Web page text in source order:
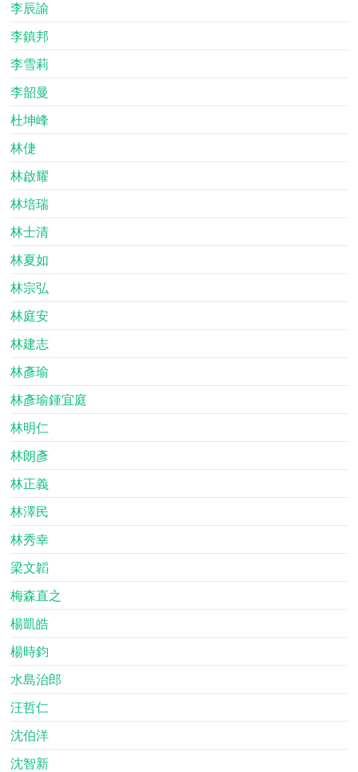
李辰諭
李鎮邦
李雪莉
李韶曼
杜坤峰
林倢
林啟耀
林培瑞
林士清
林夏如
林宗弘
林庭安
林建志
林彥瑜
林彥瑜鍾宜庭
林明仁
林朗彥
林正義
林澤民
林秀幸
梁文韜
梅森直之
楊凱皓
楊時鈞
水島治郎
汪哲仁
沈伯洋
沈智新